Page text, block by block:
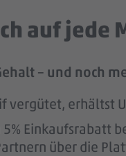
auf jede
– und noch
vergütet, erhältst
Einkaufsrabatt
über die